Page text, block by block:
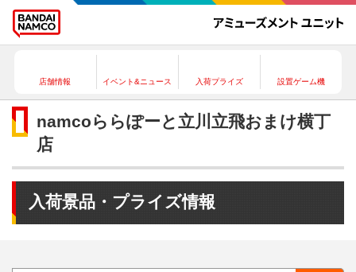
店舗情報 イベント&ニュース 入荷プライズ 設置ゲーム機
namcoららぽーと立川立飛おまけ横丁
店
入荷景品・プライズ情報